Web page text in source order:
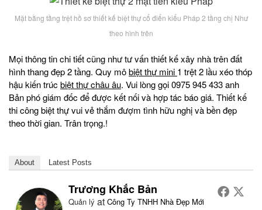
Mặt bằng tầng trệt hồ sơ thiết kế biệt thự cổ điển kiểu Pháp 2 tầng chị Như
theo hình trên
Mọi thông tin chi tiết cũng như tư vấn thiết kế xây nhà trên đất
hình thang đẹp 2 tầng. Quy môbiệt thự mini 1 trệt 2 lầu xéo thóp
hậu kiến trúc biệt thự châu âu. Vui lòng gọi 0975 945 433 anh
Bản phó giám đốc để được kết nối và hợp tác báo giá. Thiết kế
thi công biệt thự vui vẻ thắm đượm tình hữu nghị và bền đẹp
theo thời gian. Trân trọng.!
About Latest Posts
Trương Khắc Bản
Quản lý at Công Ty TNHH Nhà Đẹp Mới